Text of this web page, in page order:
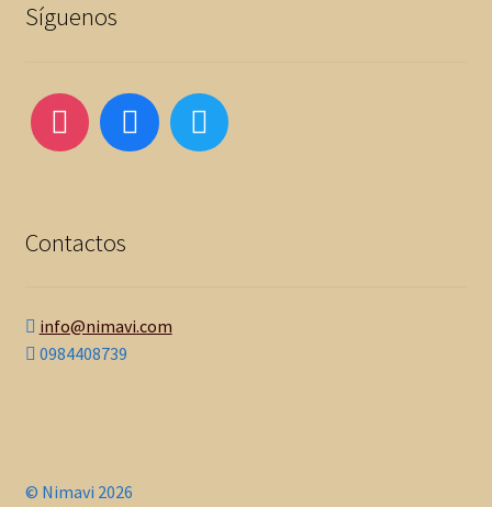
Síguenos
Contactos
info@nimavi.com
0984408739
© Nimavi 2026